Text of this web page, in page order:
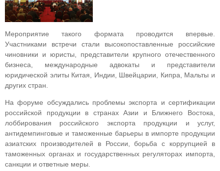
Мероприятие такого формата проводится впервые.
Участниками встречи стали высокопоставленные российские
чиновники и юристы, представители крупного отечественного
бизнеса, международные адвокаты и представители
юридической элиты Китая, Индии, Швейцарии, Кипра, Мальты и
других стран.
На форуме обсуждались проблемы экспорта и сертификации
российской продукции в странах Азии и Ближнего Востока,
лоббирования российского экспорта продукции и услуг,
антидемпинговые и таможенные барьеры в импорте продукции
азиатских производителей в России, борьба с коррупцией в
таможенных органах и государственных регуляторах импорта,
санкции и ответные меры.